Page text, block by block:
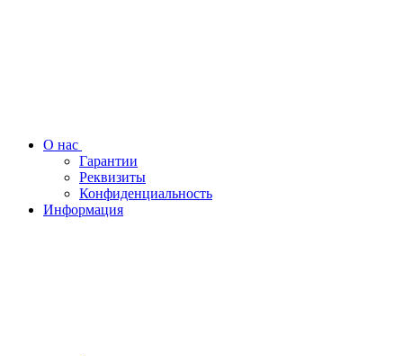
О нас
Гарантии
Реквизиты
Конфиденциальность
Информация